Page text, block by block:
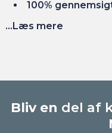
100%
...Læs mere
Bliv en del af